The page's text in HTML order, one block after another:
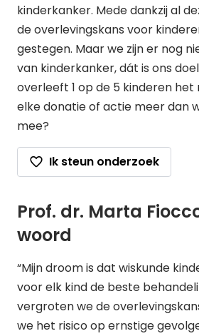
kinderkanker. Mede dankzij al
de overlevingskans voor
gestegen. Maar we zijn er nog
van kinderkanker, dát is ons
overleeft 1 op de 5 kinderen het
elke donatie of actie meer dan
mee?
Ik steun onderzoek
Prof. dr. Marta
woord
“Mijn droom is dat wiskunde
voor elk kind de beste
vergroten we de
we het risico op ernstige